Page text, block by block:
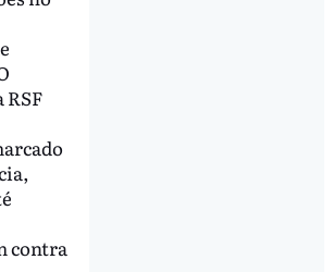
contra